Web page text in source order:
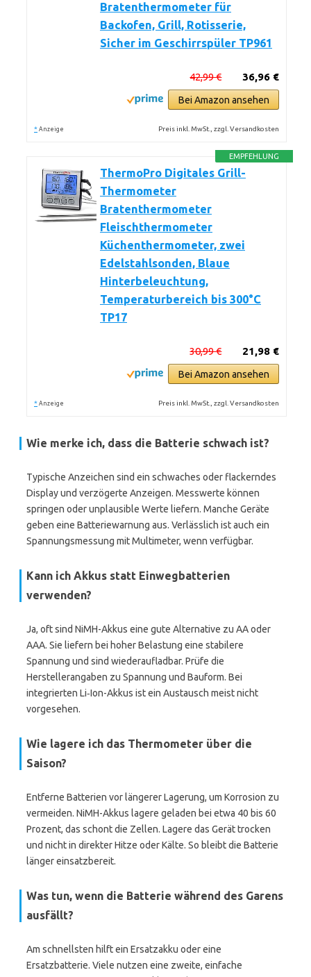
Bratenthermometer für
Backofen, Grill, Rotisserie,
Sicher im Geschirrspüler TP961
36,96 €
42,99 €
Bei Amazon ansehen
* Anzeige Preis inkl. MwSt., zzgl. Versandkosten
EMPFEHLUNG
ThermoPro Digitales Grill-
Thermometer
Bratenthermometer
Fleischthermometer
Küchenthermometer, zwei
Edelstahlsonden, Blaue
Hinterbeleuchtung,
Temperaturbereich bis 300°C
TP17
21,98 €
30,99 €
Bei Amazon ansehen
* Anzeige Preis inkl. MwSt., zzgl. Versandkosten
Wie merke ich, dass die Batterie schwach ist?
Typische Anzeichen sind ein schwaches oder flackerndes
Display und verzögerte Anzeigen. Messwerte können
springen oder unplausible Werte liefern. Manche Geräte
geben eine Batteriewarnung aus. Verlässlich ist auch ein
Spannungsmessung mit Multimeter, wenn verfügbar.
Kann ich Akkus statt Einwegbatterien
verwenden?
Ja, oft sind NiMH-Akkus eine gute Alternative zu AA oder
AAA. Sie liefern bei hoher Belastung eine stabilere
Spannung und sind wiederaufladbar. Prüfe die
Herstellerangaben zu Spannung und Bauform. Bei
integrierten Li‑Ion-Akkus ist ein Austausch meist nicht
vorgesehen.
Wie lagere ich das Thermometer über die
Saison?
Entferne Batterien vor längerer Lagerung, um Korrosion zu
vermeiden. NiMH-Akkus lagere geladen bei etwa 40 bis 60
Prozent, das schont die Zellen. Lagere das Gerät trocken
und nicht in direkter Hitze oder Kälte. So bleibt die Batterie
länger einsatzbereit.
Was tun, wenn die Batterie während des Garens
ausfällt?
Am schnellsten hilft ein Ersatzakku oder eine
Ersatzbatterie. Viele nutzen eine zweite, einfache